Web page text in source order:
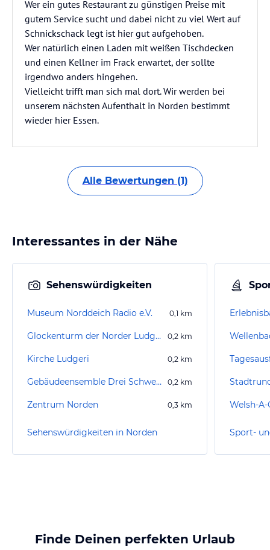
Wer ein gutes Restaurant zu günstigen Preise mit
gutem Service sucht und dabei nicht zu viel Wert auf
Schnickschack legt ist hier gut aufgehoben.
Wer natürlich einen Laden mit weißen Tischdecken
und einen Kellner im Frack erwartet, der sollte
irgendwo anders hingehen.
Vielleicht trifft man sich mal dort. Wir werden bei
unserem nächsten Aufenthalt in Norden bestimmt
wieder hier Essen.
Alle Bewertungen (1)
Interessantes in der Nähe
Sehenswürdigkeiten
Museum Norddeich Radio e.V. 0,1 km
Glockenturm der Norder Ludgerikirche 0,2 km
Kirche Ludgeri 0,2 km
Gebäudeensemble Drei Schwestern 0,2 km
Zentrum Norden 0,3 km
Sehenswürdigkeiten in Norden
Welsh-
Sport-
Finde Deinen perfekten Urlaub